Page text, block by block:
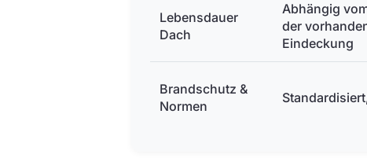
Lebensdauer
Dach
Abhängig
der
Eindeckung
Brandschutz &
Normen